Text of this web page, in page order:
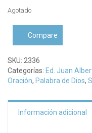
Agotado
Compare
SKU: 2336
Categorías: Ed. Juan
Oración, Palabra de Dios,
Información adicional